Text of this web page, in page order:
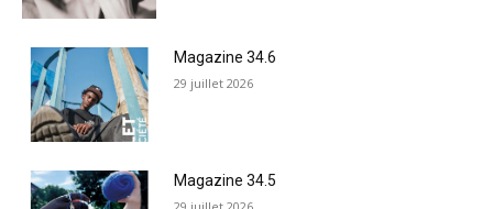
Magazine 34.6
29 juillet 2026
Magazine 34.5